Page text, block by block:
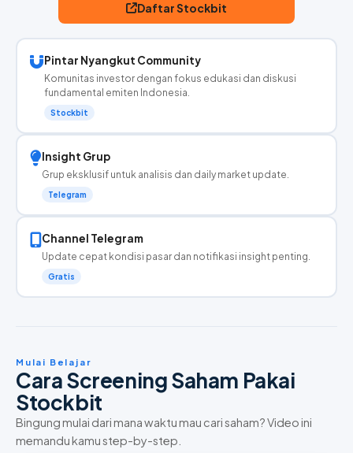
Daftar Stockbit
Pintar Nyangkut Community
Komunitas investor dengan fokus edukasi dan diskusi
fundamental emiten Indonesia.
Stockbit
Insight Grup
Grup eksklusif untuk analisis dan daily market update.
Telegram
Channel Telegram
Update cepat kondisi pasar dan notifikasi insight penting.
Gratis
Mulai Belajar
Cara Screening Saham Pakai
Stockbit
Bingung mulai dari mana waktu mau cari saham? Video ini
memandu kamu step-by-step.